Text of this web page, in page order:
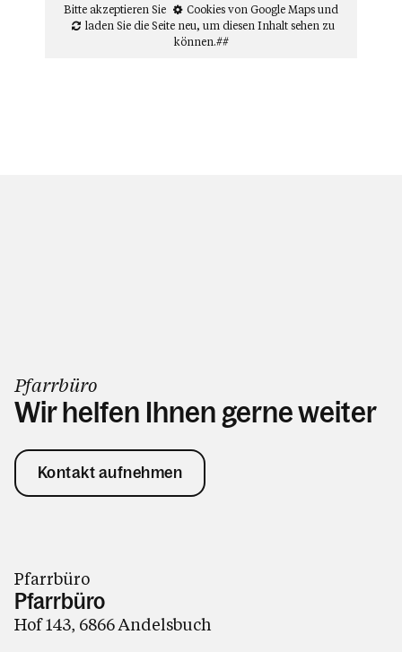
Bitte akzeptieren Sie
Cookies von Google Mapsund
laden Sie die Seite neu, um diesen Inhalt sehen zu
können.##
Pfarrbüro
Wir helfen Ihnen gerne weiter
Kontakt aufnehmen
Pfarrbüro
Pfarrbüro
Hof 143, 6866 Andelsbuch